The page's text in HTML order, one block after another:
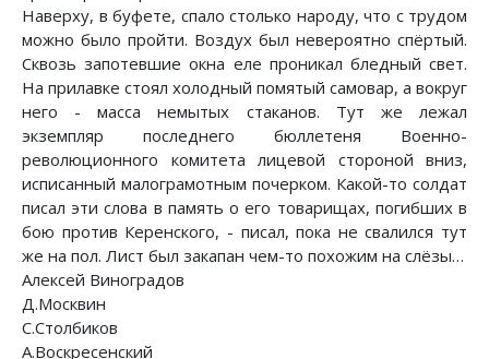
Наверху, в буфете, спало столько народу, что с трудом
можно было пройти. Воздух был невероятно спёртый.
Сквозь запотевшие окна еле проникал бледный свет.
На прилавке стоял холодный помятый самовар, а вокруг
него - масса немытых стаканов. Тут же лежал
экземпляр последнего бюллетеня Военно-
революционного комитета лицевой стороной вниз,
исписанный малограмотным почерком. Какой-то солдат
писал эти слова в память о его товарищах, погибших в
бою против Керенского, - писал, пока не свалился тут
же на пол. Лист был закапан чем-то похожим на слёзы…
Алексей Виноградов
Д.Москвин
С.Столбиков
А.Воскресенский